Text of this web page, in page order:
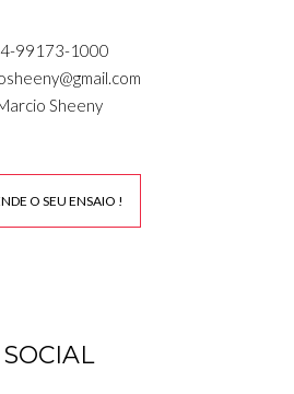
99173-1000
Sheeny
O SEU ENSAIO !
SOCIAL